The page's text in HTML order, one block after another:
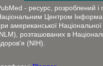
- ресурс, розроблений і
Центром
американської
розташованих в
(NIH).